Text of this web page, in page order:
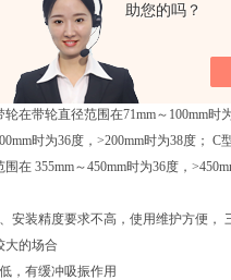
助您的吗？
SPB4060 SPB4250 SPB4310
SPB6340 SPB6700 SPB6720
角在不同直径范围下的推荐皮带轮槽
在带轮直径范围在71mm～100mm时
时为36度，>200mm时为38度；
在 355mm～450mm时为36度，
安装精度要求不高，使用维护方便，
大的场合
，有缓冲吸振作用